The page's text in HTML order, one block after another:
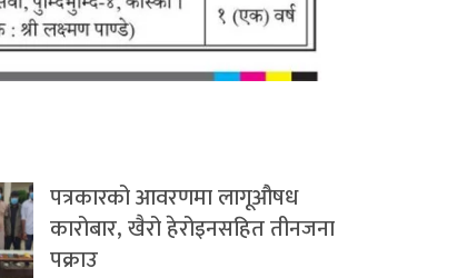
पत्रकारको आवरणमा लागूऔषध
कारोबार, खैरो हेरोइनसहित तीनजना
पक्राउ